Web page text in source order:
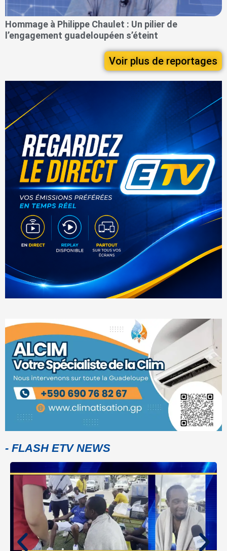
Hommage à Philippe Chaulet : Un pilier de
l’engagement guadeloupéen s’éteint
Voir plus de reportages
- FLASH ETV NEWS